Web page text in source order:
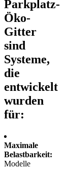
Parkplatz-
Öko-
Gitter
sind
Systeme,
die
entwickelt
wurden
für:
Maximale
Belastbarkeit:
Modelle